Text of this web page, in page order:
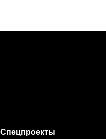
Спецпроекты